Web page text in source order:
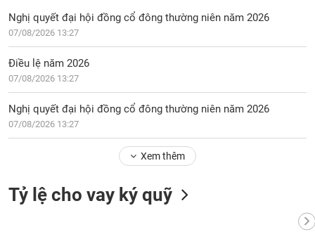
Nghị quyết đại hội đồng cổ đông thường niên năm 2026
07/08/2026 13:27
Điều lệ năm 2026
07/08/2026 13:27
Nghị quyết đại hội đồng cổ đông thường niên năm 2026
07/08/2026 13:27
Xem thêm
Tỷ lệ cho vay ký quỹ